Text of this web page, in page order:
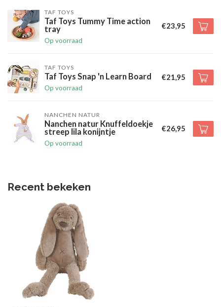
TAF TOYS
Taf Toys Tummy Time action
tray
Op voorraad
€23,95
TAF TOYS
Taf Toys Snap 'n Learn Board
Op voorraad
€21,95
NANCHEN NATUR
Nanchen natur Knuffeldoekje
streep lila konijntje
Op voorraad
€26,95
Recent bekeken